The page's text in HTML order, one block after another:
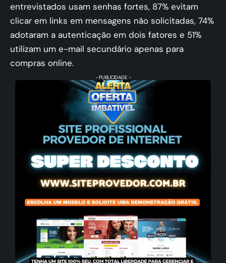
entrevistados usam senhas fortes, 87% evitam
clicar em links em mensagens não solicitadas, 74%
adotaram a autenticação em dois fatores e 51%
utilizam um e-mail secundário apenas para
compras online​.
- PUBLICIDADE -